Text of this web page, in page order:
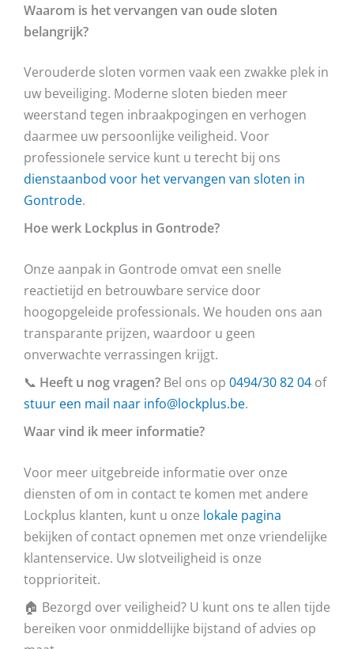
Waarom is het vervangen van oude sloten
belangrijk?
Verouderde sloten vormen vaak een zwakke plek in
uw beveiliging. Moderne sloten bieden meer
weerstand tegen inbraakpogingen en verhogen
daarmee uw persoonlijke veiligheid. Voor
professionele service kunt u terecht bij ons
dienstaanbod voor het vervangen van sloten in
Gontrode.
Hoe werk Lockplus in Gontrode?
Onze aanpak in Gontrode omvat een snelle
reactietijd en betrouwbare service door
hoogopgeleide professionals. We houden ons aan
transparante prijzen, waardoor u geen
onverwachte verrassingen krijgt.
📞 Heeft u nog vragen? Bel ons op 0494/30 82 04 of
stuur een mail naar info@lockplus.be.
Waar vind ik meer informatie?
Voor meer uitgebreide informatie over onze
diensten of om in contact te komen met andere
Lockplus klanten, kunt u onze lokale pagina
bekijken of contact opnemen met onze vriendelijke
klantenservice. Uw slotveiligheid is onze
topprioriteit.
🏠 Bezorgd over veiligheid? U kunt ons te allen tijde
bereiken voor onmiddellijke bijstand of advies op